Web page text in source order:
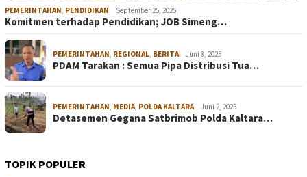
PEMERINTAHAN PENDIDIKAN September 25, 2025
Komitmen terhadap Pendidikan; JOB Simeng…
PEMERINTAHAN REGIONAL BERITA Juni 8, 2025
PDAM Tarakan : Semua Pipa Distribusi Tua…
PEMERINTAHAN MEDIA POLDA KALTARA Juni 2, 2025
Detasemen Gegana Satbrimob Polda Kaltara…
TOPIK POPULER